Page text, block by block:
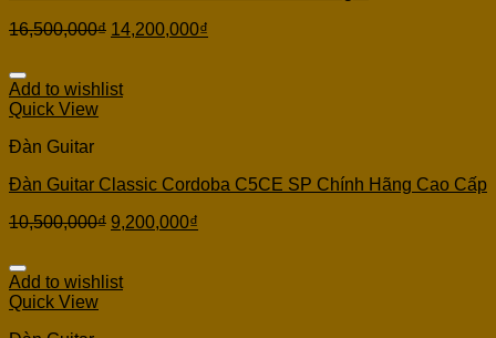
16,500,000₫ 14,200,000₫
Add to wishlist
Quick View
Đàn Guitar
Đàn Guitar Classic Cordoba C5CE SP Chính Hãng Cao Cấp
10,500,000₫ 9,200,000₫
Add to wishlist
Quick View